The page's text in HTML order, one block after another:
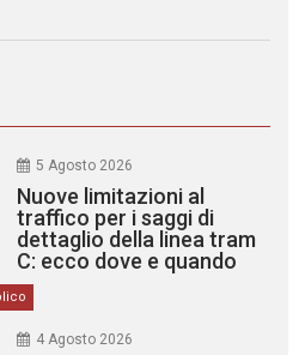
5 Agosto 2026
Nuove limitazioni al
traffico per i saggi di
dettaglio della linea tram
C: ecco dove e quando
4 Agosto 2026